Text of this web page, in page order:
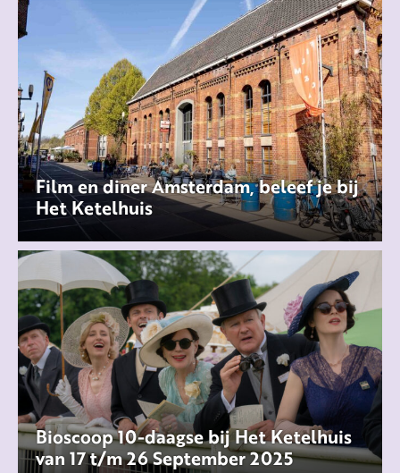
Film en diner Amsterdam, beleef je bij
Het Ketelhuis
Bioscoop 10-daagse bij Het Ketelhuis
van 17 t/m 26 September 2025